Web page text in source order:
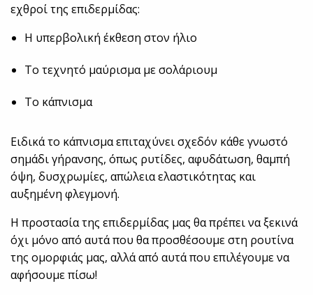
εχθροί της επιδερμίδας:
Η υπερβολική έκθεση στον ήλιο
Το τεχνητό μαύρισμα με σολάριουμ
Το κάπνισμα
Ειδικά το κάπνισμα επιταχύνει σχεδόν κάθε γνωστό
σημάδι γήρανσης, όπως ρυτίδες, αφυδάτωση, θαμπή
όψη, δυσχρωμίες, απώλεια ελαστικότητας και
αυξημένη φλεγμονή.
Η προστασία της επιδερμίδας μας θα πρέπει να ξεκινά
όχι μόνο από αυτά που θα προσθέσουμε στη ρουτίνα
της ομορφιάς μας, αλλά από αυτά που επιλέγουμε να
αφήσουμε πίσω!